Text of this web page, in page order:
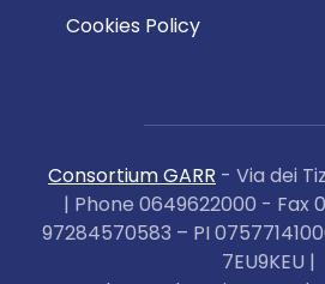
Cookies Policy
Consortium GARR - Via dei
| Phone 0649622000 - Fax
97284570583 – PI
7EU9KEU |